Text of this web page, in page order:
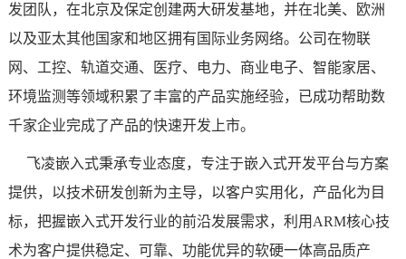
发团队，在北京及保定创建两大研发基地，并在北美、欧洲
以及亚太其他国家和地区拥有国际业务网络。公司在物联
网、 工控、 轨道交通、 医疗、电力、 商业电子、 智能家居、
环境监测等领域积累了丰富的产品实施经验，已成功帮助数
千家企业完成了产品的快速开发上市。
飞凌嵌入式秉承专业态度，专注于嵌入式开发平台与方案
提供，以技术研发创新为主导，以客户实用化，产品化为目
标，把握嵌入式开发行业的前沿发展需求，利用ARM核心技
术为客户提供稳定、可靠、功能优异的软硬一体高品质产